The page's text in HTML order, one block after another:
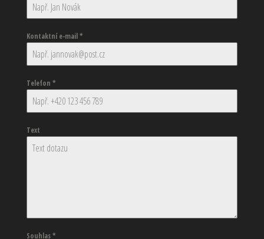
Kontaktní e-mail*
Telefon *
Text
Souhlas*